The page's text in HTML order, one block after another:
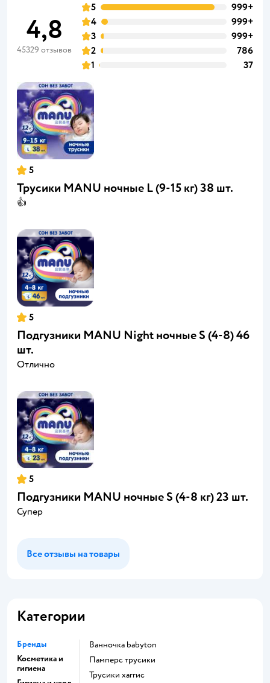
4,8
45329 отзывов
5
999+
4
999+
3
999+
2
786
1
37
5
Трусики MANU ночные L (9-15 кг) 38 шт.
👍
5
Подгузники MANU Night ночные S (4-8) 46
шт.
Отлично
5
Подгузники MANU ночные S (4-8 кг) 23 шт.
Супер
Все отзывы на товары
Категории
Бренды
Косметика и
гигиена
ванночка babyton
памперс трусики
трусики хаггис